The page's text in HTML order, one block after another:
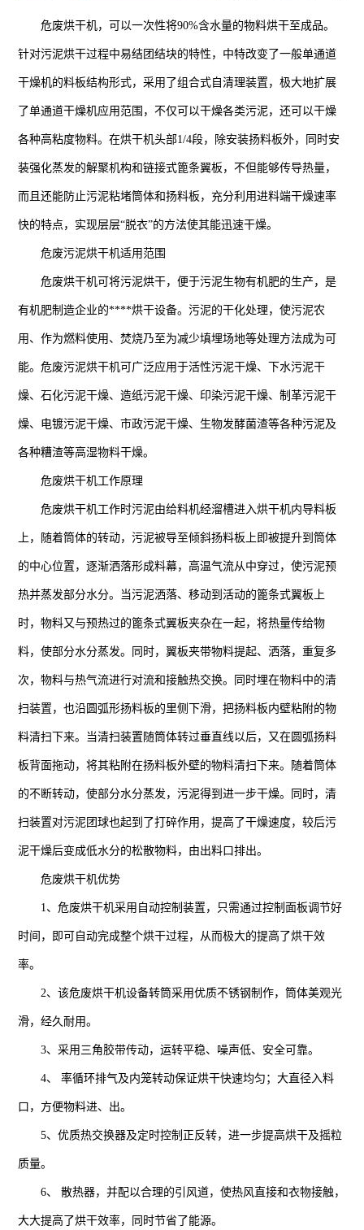
危废烘干机，可以一次性将90%含水量的物料烘干至成品。
针对污泥烘干过程中易结团结块的特性，中特改变了一般单通道
干燥机的料板结构形式，采用了组合式自清理装置，极大地扩展
了单通道干燥机应用范围，不仅可以干燥各类污泥，还可以干燥
各种高粘度物料。在烘干机头部1/4段，除安装扬料板外，同时安
装强化蒸发的解聚机构和链接式篦条翼板，不但能够传导热量，
而且还能防止污泥粘堵筒体和扬料板，充分利用进料端干燥速率
快的特点，实现层层“脱衣”的方法使其能迅速干燥。
危废污泥烘干机适用范围
危废烘干机可将污泥烘干，便于污泥生物有机肥的生产，是
有机肥制造企业的****烘干设备。污泥的干化处理，使污泥农
用、作为燃料使用、焚烧乃至为减少填埋场地等处理方法成为可
能。危废污泥烘干机可广泛应用于活性污泥干燥、下水污泥干
燥、石化污泥干燥、造纸污泥干燥、印染污泥干燥、制革污泥干
燥、电镀污泥干燥、市政污泥干燥、生物发酵菌渣等各种污泥及
各种糟渣等高湿物料干燥。
危废烘干机工作原理
危废烘干机工作时污泥由给料机经溜槽进入烘干机内导料板
上，随着筒体的转动，污泥被导至倾斜扬料板上即被提升到筒体
的中心位置，逐渐洒落形成料幕，高温气流从中穿过，使污泥预
热并蒸发部分水分。当污泥洒落、移动到活动的篦条式翼板上
时，物料又与预热过的篦条式翼板夹杂在一起，将热量传给物
料，使部分水分蒸发。同时，翼板夹带物料提起、洒落，重复多
次，物料与热气流进行对流和接触热交换。同时埋在物料中的清
扫装置，也沿圆弧形扬料板的里侧下滑，把扬料板内壁粘附的物
料清扫下来。当清扫装置随筒体转过垂直线以后，又在圆弧扬料
板背面拖动，将其粘附在扬料板外壁的物料清扫下来。随着筒体
的不断转动，使部分水分蒸发，污泥得到进一步干燥。同时，清
扫装置对污泥团球也起到了打碎作用，提高了干燥速度，较后污
泥干燥后变成低水分的松散物料，由出料口排出。
危废烘干机优势
1、危废烘干机采用自动控制装置，只需通过控制面板调节好
时间，即可自动完成整个烘干过程，从而极大的提高了烘干效
率。
2、该危废烘干机设备转筒采用优质不锈钢制作，筒体美观光
滑，经久耐用。
3、采用三角胶带传动，运转平稳、噪声低、安全可靠。
4、 率循环排气及内笼转动保证烘干快速均匀；大直径入料
口，方便物料进、出。
5、优质热交换器及定时控制正反转，进一步提高烘干及摇粒
质量。
6、 散热器，并配以合理的引风道，使热风直接和衣物接触，
大大提高了烘干效率，同时节省了能源。